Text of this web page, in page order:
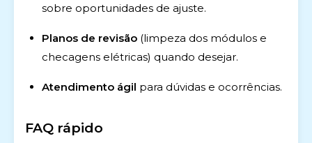
sobre oportunidades de ajuste.
Planos de revisão (limpeza dos módulos e
checagens elétricas) quando desejar.
Atendimento ágil para dúvidas e ocorrências.
FAQ rápido